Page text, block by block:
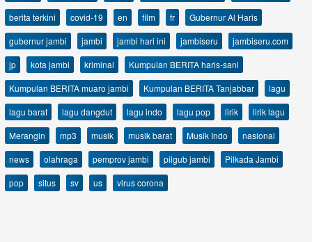
berita terkini
covid-19 en film fr
Gubernur Al Haris
gubernur jambi
jambi jambi hari ini jambiseru
jambiseru.com
jp
kota jambi kriminal
Kumpulan BERITA haris-sani
Kumpulan BERITA muaro jambi
Kumpulan BERITA Tanjabbar
lagu
lagu barat
lagu dangdut lagu indo lagu pop lirik
lirik lagu
Merangin
mp3 musik musik barat Musik Indo
nasional
news
olahraga pemprov jambi pilgub jambi
Pilkada Jambi
pop
situs sv us virus corona